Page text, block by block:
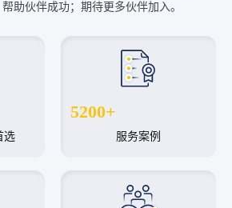
助伙伴成功；期待更多伙伴加入。
选
5200+
服务案例